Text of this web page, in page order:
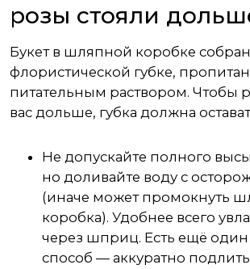
розы стояли
Букет в шляпной коробке
флористической губке,
питательным раствором. Чтобы
вас дольше, губка должна
Не допускайте полного
но доливайте воду с
(иначе может промокнуть
коробка). Удобнее всего
через шприц. Есть ещё один
способ — аккуратно